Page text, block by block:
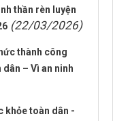
thần rèn luyện
(22/03/2026)
thành công
– Vì an ninh
khỏe toàn dân -